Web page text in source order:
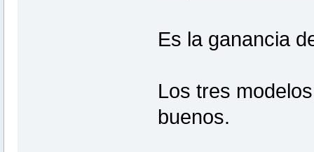
Es la ganancia
Los tres
buenos.